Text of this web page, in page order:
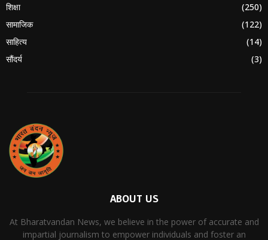
शिक्षा
(250)
सामाजिक
(122)
साहित्य
(14)
सौंदर्य
(3)
ABOUT US
At Bharatvandan News, we believe in the power of accurate and
impartial journalism to empower individuals and foster an